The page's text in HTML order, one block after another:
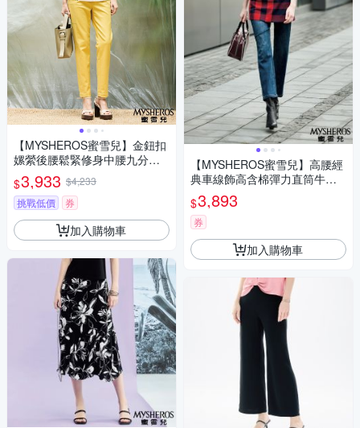
【MYSHEROS蜜雪兒】金鈕扣
嫘縈後腰鬆緊修身中腰九分褲-
黃
$3,933 $4,233
挑戰低價
券
加入購物車
【MYSHEROS蜜雪兒】高腰經
典車線飾高含棉彈力直筒牛仔
褲-深藍
$3,893
券
加入購物車